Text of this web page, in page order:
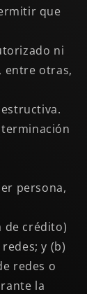
que
ni
entre otras,
persona,
de crédito)
y (b)
redes o
la